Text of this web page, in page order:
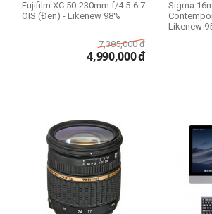
Filter Size
Size 52mm
Size 55mm
Size 58mm
Size 62mm
Size 67mm
Fujifilm XC 50-230mm f/4.5-6.7
OIS (Đen) - Likenew 98%
7,385,000 đ
4,990,000đ
Sigma
Likenew